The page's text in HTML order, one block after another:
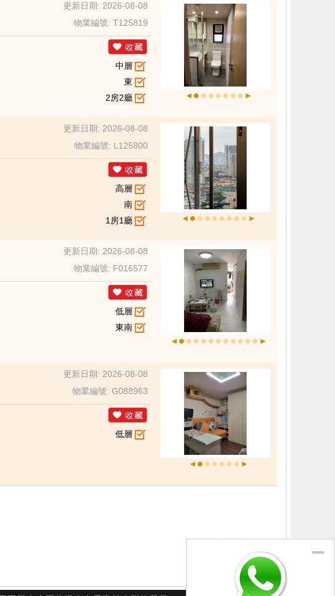
更新日期: 2026-08-08
物業編號: T125819
中層
東
2房2廳
更新日期: 2026-08-08
物業編號: L125800
高層
南
1房1廳
更新日期: 2026-08-08
物業編號: F016577
低層
東南
更新日期: 2026-08-08
物業編號: G088963
低層